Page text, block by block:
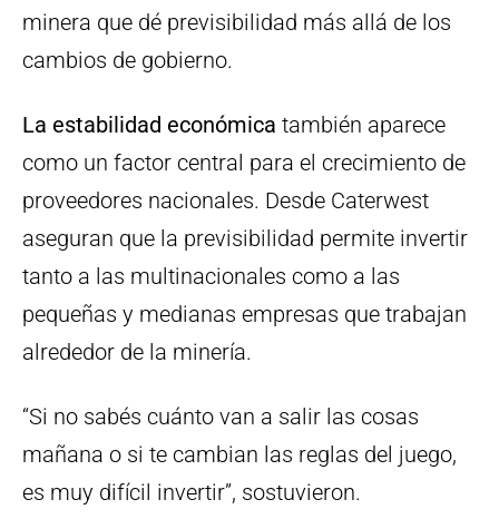
minera que dé previsibilidad más allá de los
cambios de gobierno.
La estabilidad económica también aparece
como un factor central para el crecimiento de
proveedores nacionales. Desde Caterwest
aseguran que la previsibilidad permite invertir
tanto a las multinacionales como a las
pequeñas y medianas empresas que trabajan
alrededor de la minería.
“Si no sabés cuánto van a salir las cosas
mañana o si te cambian las reglas del juego,
es muy difícil invertir”, sostuvieron.